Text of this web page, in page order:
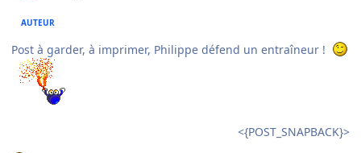
AUTEUR
Post à garder, à imprimer, Philippe défend un entraîneur !
<{POST_SNAPBACK}>